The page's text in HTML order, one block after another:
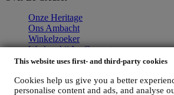
This website uses first- and third-party cookies
Cookies help us give you a better
personalise content and ads, and analyse
Onze Heritage
Ons Ambacht
Winkelzoeker
Werken bij Le Creuset
Gebruiksaanwijzing